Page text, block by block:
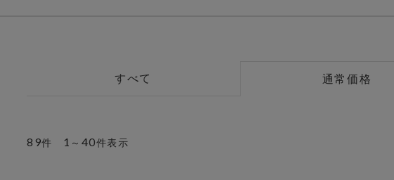
すべて 通常価格
89件 1 ～ 40件表示